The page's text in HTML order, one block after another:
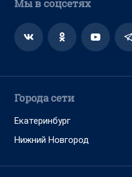
Мы в соцсетях
Города сети
Екатеринбург
Нижний Новгород